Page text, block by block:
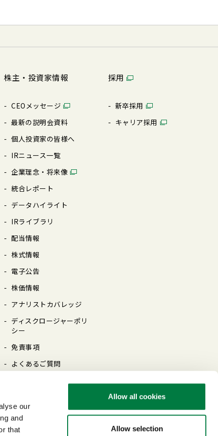
our
and
that
Allow all cookies
Allow selection
株主・投資家情報
CEOメッセージ
最新の説明会資料
個⼈投資家の皆様へ
IRニュース⼀覧
企業理念・将来像
統合レポート
データハイライト
IRライブラリ
配当情報
株式情報
電⼦公告
株価情報
アナリストカバレッジ
ディスクロージャーポリ
シー
免責事項
よくあるご質問
採用
新卒採⽤
キャリア採⽤